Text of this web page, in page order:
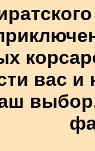
вас